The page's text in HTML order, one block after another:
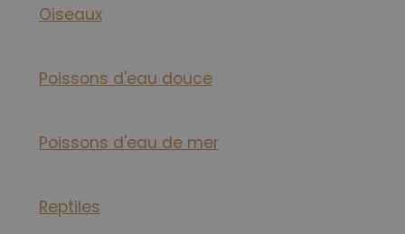
Oiseaux
Poissons d'eau douce
Poissons d'eau de mer
Reptiles